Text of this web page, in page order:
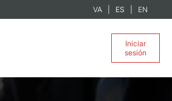
VA ES EN
Iniciar
sesión